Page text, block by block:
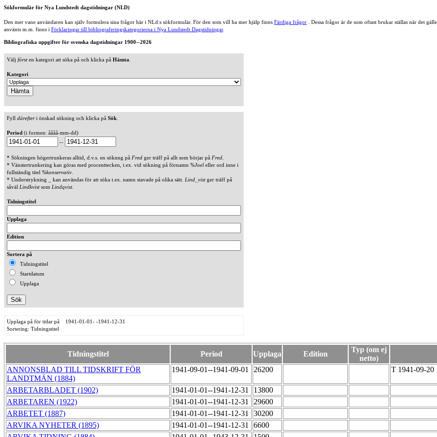
Sökformulär för Nya Lundstedt dagstidningar (NLD)
Den mer vane användaren kan själv formulera sina frågor här i NLd:s sökformulär. För den som vill ha mer hjälp finns Färdiga frågor . Dessa frågor är de som oftast brukar ställas när det
använts m.m. finns i Förklaringar till bibliograferingskategorierna i Nya Lundstedt Dagstidningar.
Bibliografiska uppgifter för svenska dagstidningar 1900--2026
Välj försten kategori att söka på och klicka på Hämta
Kategori
Fyll därefteri önskad sökning och klicka på Sök
Period (i formen: åååå-mm-dd)
--
* Sökningen högertrunkeras alltid, d.v.s. en söknng på Fred ger träff på allt som börjar på Fred
* Vänstertrunkering kan göras med procenttecken, t.ex. vid sökning på förnamn %Joel eller ord inne i
fullständig titel %konservativ
* Understrykning _ kan användas för att söka t.ex. namn stavade på olika sätt. Lind_vistger träff på
såväl Lindkvistsom Lindqvist.
Tidningstitel
Upplaga
Edition
Sortera på
Tidningstitel
Startdatum
Upplaga
Upplaga på för titlar på 1941-01-01- -1941-12-31
Sortering: Tidningstitel
Tidningstitel Period Upplaga Edition
Typ (om ej
netto)
ANNONSBLAD TILL TIDSKRIFT FÖR
LANDTMÄN (1884)
1941-09-01--1941-09-01 26200 T 1941-09-20
ARBETARBLADET (1902) 1941-01-01--1941-12-31 13800
ARBETAREN (1922) 1941-01-01--1941-12-31 29600
ARBETET (1887) 1941-01-01--1941-12-31 30200
ARVIKA NYHETER (1895) 1941-01-01--1941-12-31 6600